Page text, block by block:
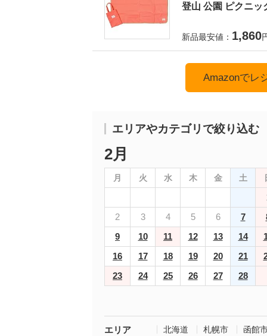
登山 公園 ピクニッ
新品最安値： 1,860
Amazonでレ
エリアやカテゴリで絞り込む
2月
月 火 水 木 金 土
2
3 4 5 6 7
9
10 11 12 13 14
16
17 18 19 20 21
23
24 25 26 27 28
エリア 北海道 札幌市
函館